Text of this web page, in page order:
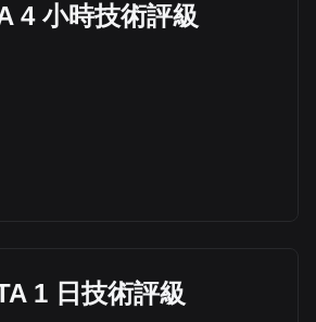
4 小時技術評級
1 日技術評級